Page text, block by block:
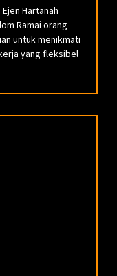
Hartanah
Ramai orang
untuk menikmati
yang fleksibel